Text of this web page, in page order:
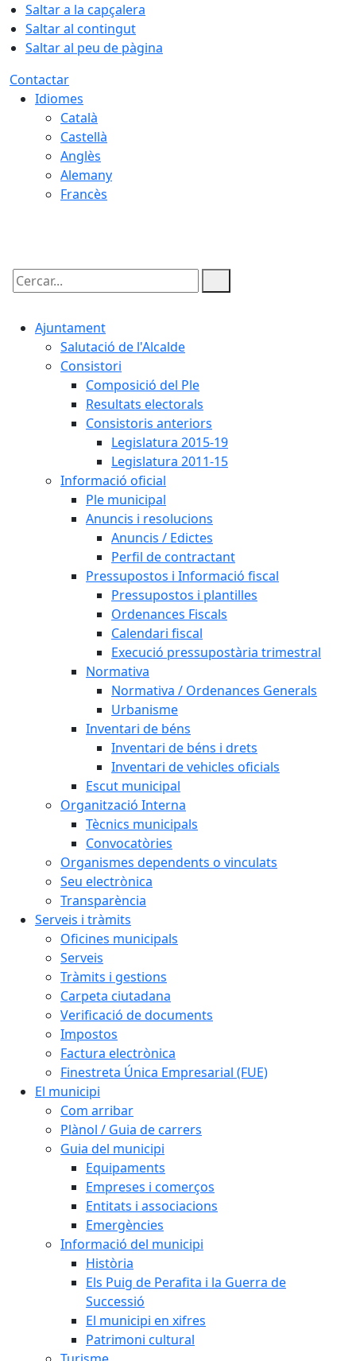
Saltar a la capçalera
Saltar al contingut
Saltar al peu de pàgina
Contactar
Idiomes
Català
Castellà
Anglès
Alemany
Francès
Cercar:
Ajuntament
Salutació de l'Alcalde
Consistori
Composició del Ple
Resultats electorals
Consistoris anteriors
Legislatura 2015-19
Legislatura 2011-15
Informació oficial
Ple municipal
Anuncis i resolucions
Anuncis / Edictes
Perfil de contractant
Pressupostos i Informació fiscal
Pressupostos i plantilles
Ordenances Fiscals
Calendari fiscal
Execució pressupostària trimestral
Normativa
Normativa / Ordenances Generals
Urbanisme
Inventari de béns
Inventari de béns i drets
Inventari de vehicles oficials
Escut municipal
Organització Interna
Tècnics municipals
Convocatòries
Organismes dependents o vinculats
Seu electrònica
Transparència
Serveis i tràmits
Oficines municipals
Serveis
Tràmits i gestions
Carpeta ciutadana
Verificació de documents
Impostos
Factura electrònica
Finestreta Única Empresarial (FUE)
El municipi
Com arribar
Plànol / Guia de carrers
Guia del municipi
Equipaments
Empreses i comerços
Entitats i associacions
Emergències
Informació del municipi
Història
Els Puig de Perafita i la Guerra de
Successió
El municipi en xifres
Patrimoni cultural